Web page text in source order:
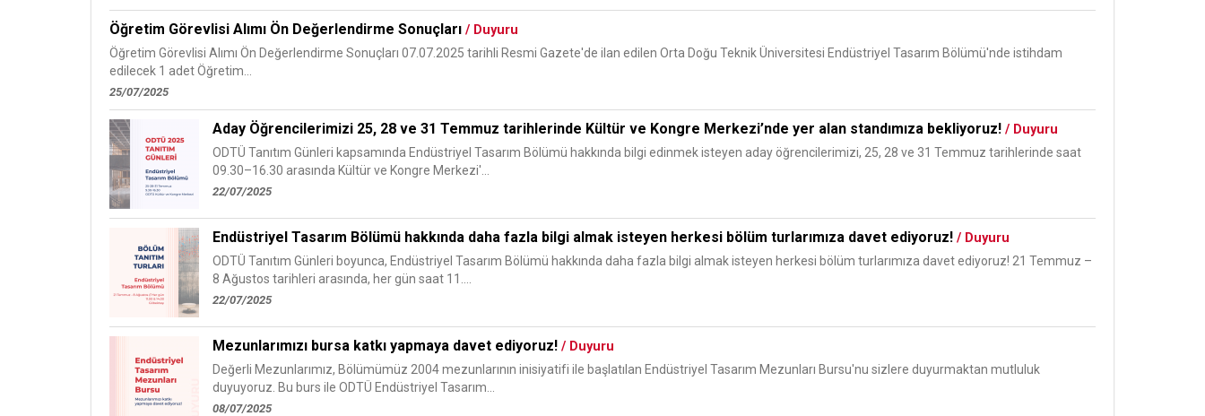
Öğretim Görevlisi Alımı Ön Değerlendirme Sonuçları / Duyuru
Öğretim Görevlisi Alımı Ön Değerlendirme Sonuçları 07.07.2025 tarihli Resmi Gazete'de ilan edilen Orta Doğu Teknik Üniversitesi Endüstriyel Tasarım Bölümü'nde istihdam
edilecek 1 adet Öğretim...
25/07/2025
Aday Öğrencilerimizi 25, 28 ve 31 Temmuz tarihlerinde Kültür ve Kongre Merkezi’nde yer alan standımıza bekliyoruz! / Duyuru
ODTÜ Tanıtım Günleri kapsamında Endüstriyel Tasarım Bölümü hakkında bilgi edinmek isteyen aday öğrencilerimizi, 25, 28 ve 31 Temmuz tarihlerinde saat
09.30–16.30 arasında Kültür ve Kongre Merkezi'...
22/07/2025
Endüstriyel Tasarım Bölümü hakkında daha fazla bilgi almak isteyen herkesi bölüm turlarımıza davet ediyoruz! / Duyuru
ODTÜ Tanıtım Günleri boyunca, Endüstriyel Tasarım Bölümü hakkında daha fazla bilgi almak isteyen herkesi bölüm turlarımıza davet ediyoruz! 21 Temmuz –
8 Ağustos tarihleri arasında, her gün saat 11....
22/07/2025
Mezunlarımızı bursa katkı yapmaya davet ediyoruz! / Duyuru
Değerli Mezunlarımız, Bölümümüz 2004 mezunlarının inisiyatifi ile başlatılan Endüstriyel Tasarım Mezunları Bursu'nu sizlere duyurmaktan mutluluk
duyuyoruz. Bu burs ile ODTÜ Endüstriyel Tasarım...
08/07/2025